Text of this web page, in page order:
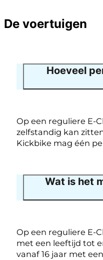
De voertuigen
Hoeveel
Op een reguliere E-
zelfstandig kan
Kickbike mag één
Wat is het
Op een reguliere E-
met een leeftijd tot
vanaf 16 jaar met